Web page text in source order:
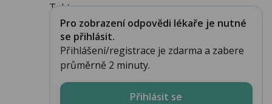
Takto...
Pro zobrazení odpovědi lékaře je nutné
se přihlásit.
Přihlášení/registrace je zdarma a zabere
průměrně 2 minuty.
Přihlásit se